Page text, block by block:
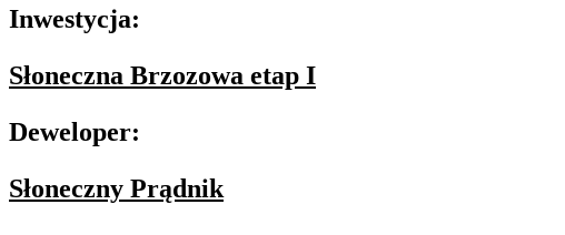
Inwestycja:
Słoneczna Brzozowa etap I
Deweloper:
Słoneczny Prądnik